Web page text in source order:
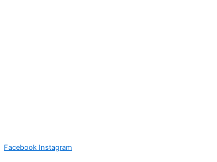
Facebook Instagram